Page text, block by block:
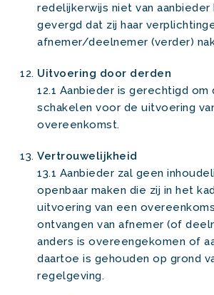
redelijkerwijs niet van aanbieder
gevergd dat zij haar
afnemer/deelnemer (verder)
Uitvoering door derden
12.1 Aanbieder is gerechtigd om
schakelen voor de uitvoering
overeenkomst.
Vertrouwelijkheid
13.1 Aanbieder zal geen
openbaar maken die zij in het
uitvoering van een
ontvangen van afnemer (of
anders is overeengekomen of
daartoe is gehouden op grond
regelgeving.